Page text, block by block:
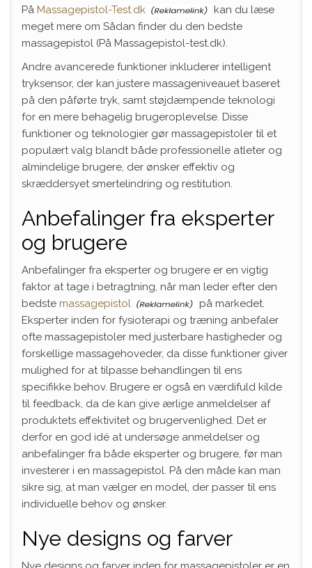
På Massagepistol-Test.dk
kan du læse
meget mere om Sådan finder du den bedste
massagepistol (På Massagepistol-test.dk).
Andre avancerede funktioner inkluderer intelligent
tryksensor, der kan justere massageniveauet baseret
på den påførte tryk, samt støjdæmpende teknologi
for en mere behagelig brugeroplevelse. Disse
funktioner og teknologier gør massagepistoler til et
populært valg blandt både professionelle atleter og
almindelige brugere, der ønsker effektiv og
skræddersyet smertelindring og restitution.
Anbefalinger fra eksperter
og brugere
Anbefalinger fra eksperter og brugere er en vigtig
faktor at tage i betragtning, når man leder efter den
bedste massagepistol
på markedet.
Eksperter inden for fysioterapi og træning anbefaler
ofte massagepistoler med justerbare hastigheder og
forskellige massagehoveder, da disse funktioner giver
mulighed for at tilpasse behandlingen til ens
specifikke behov. Brugere er også en værdifuld kilde
til feedback, da de kan give ærlige anmeldelser af
produktets effektivitet og brugervenlighed. Det er
derfor en god idé at undersøge anmeldelser og
anbefalinger fra både eksperter og brugere, før man
investerer i en massagepistol. På den måde kan man
sikre sig, at man vælger en model, der passer til ens
individuelle behov og ønsker.
Nye designs og farver